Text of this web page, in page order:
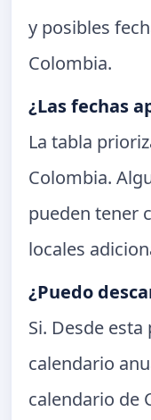
y posibles
Colombia.
¿Las fechas
La tabla
Colombia.
pueden tener
locales
¿Puedo
Si. Desde
calendario
calendario de